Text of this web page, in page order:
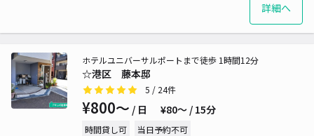
詳細へ
☆港区 藤本邸
ホテルユニバーサルポートまで徒歩 1時間12分
5 / 24件
¥800〜 / 日 ¥80〜 / 15分
時間貸し可 当日予約不可